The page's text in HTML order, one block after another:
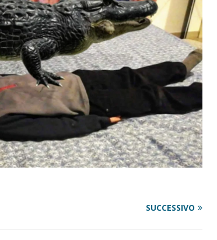
in Sicilia con i bambini (senza stress)
CONSIGLI
sull’Etna: Guida Completa per Famiglie
SENTIERI,
bambini: itinerari imperdibili (+ consigli utili)- Parte 1
i bambini in Sicilia, dove andare?
FATTORIE
d’Arte con i bambini, quando la natura incontra l’arte
i bambini: mare, attività e tour a prova di famiglia
SUCCESSIVO